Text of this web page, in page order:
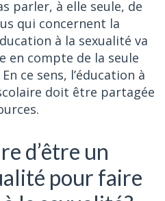
parler, à elle seule, de
qui concernent la
à la sexualité va
en compte de la seule
ce sens, l’éducation à
doit être partagée
d’être un
pour faire